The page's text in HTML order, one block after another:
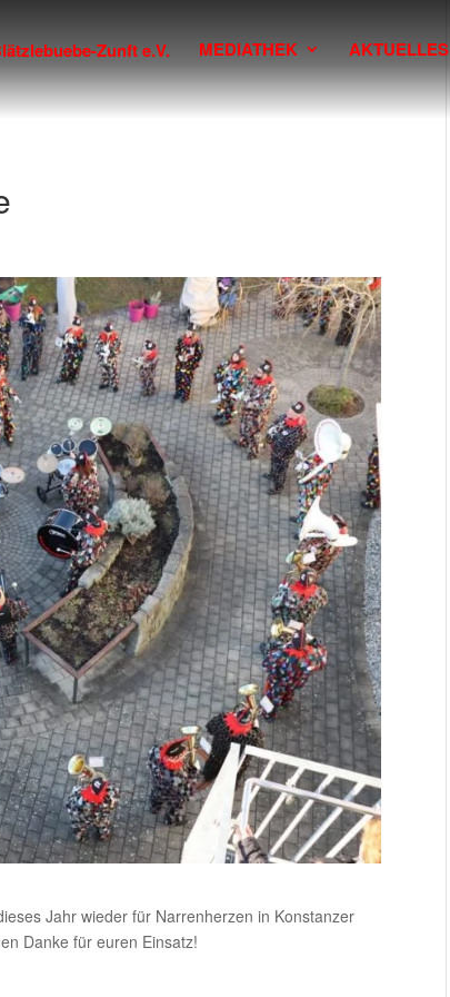
MEDIATHEK AKTUELLES
Jahr wieder für Narrenherzen in Konstanzer
Danke für euren Einsatz!